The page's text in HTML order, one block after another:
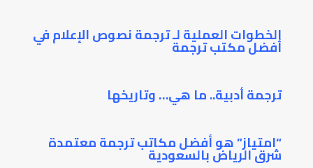
الخطوات العملية لـ ترجمة نصوص الإعلام في
أفضل مكتب ترجمة
ترجمة أدبية.. ما هي… وتاريخها
“امتياز” هو أفضل مكاتب ترجمة معتمدة
شرق الرياض بالسعودية